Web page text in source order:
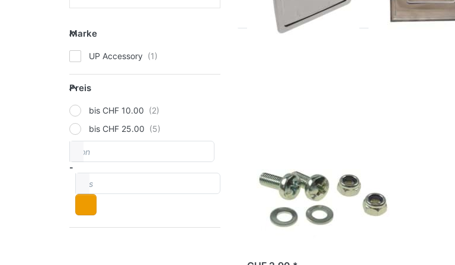
Marke
Marke
UP Accessory
Preis
Preis
bis CHF 10.00
bis CHF 25.00
Preisspanne
-
Stabilität zusammen!
Hergestellt aus robust…
für
Nummernschildhalter
Mofa